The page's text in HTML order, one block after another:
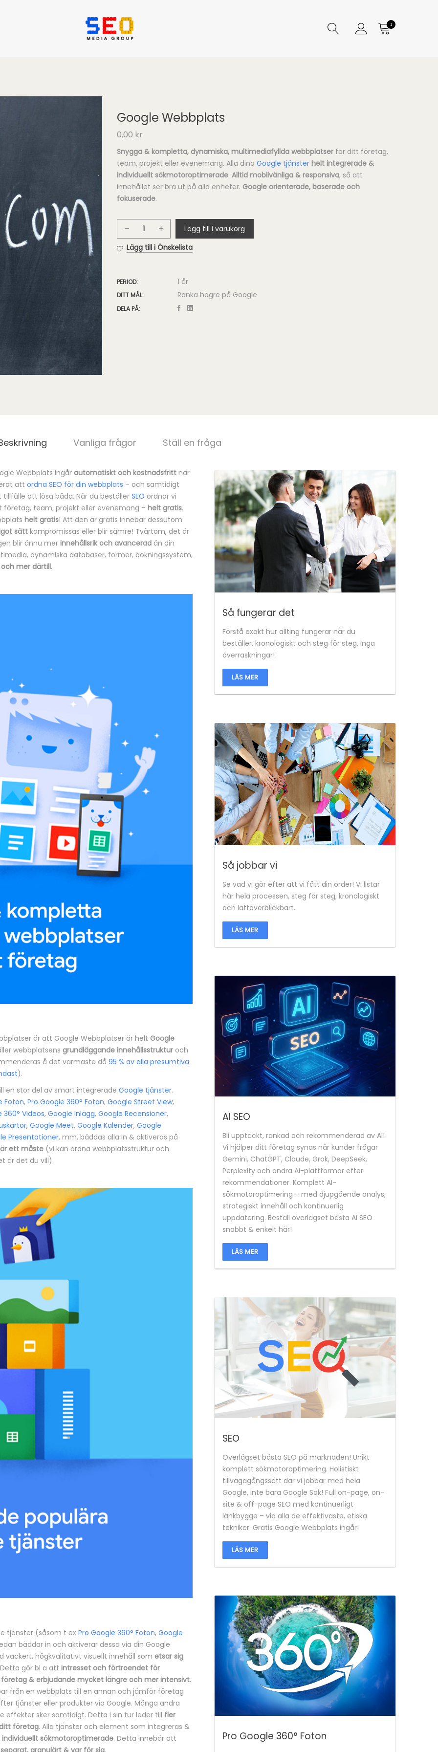
1
Google Webbplats
0,00 kr
Snygga & kompletta, dynamiska, multimediafyllda webbplatser för ditt företag,
team, projekt eller evenemang. Alla dina Google tjänster helt integrerade &
individuellt sökmotoroptimerade. Alltid mobilvänliga & responsiva, så att
innehållet ser bra ut på alla enheter. Google orienterade, baserade och
fokuserade.
Google
Webbplats
Lägg till i varukorg
Lägg till i Önskelista
PERIOD: 1 år
DITT MÅL: Ranka högre på Google
DELA PÅ:
Vanliga frågor Ställ en fråga
Webbplats ingår automatiskt och kostnadsfritt när
att ordna SEO för din webbplats – och samtidigt
att lösa båda. När du beställerSEO ordnar vi
team, projekt eller evenemang – helt gratis.
helt gratis! Att den är gratis innebär dessutom
sätt kompromissas eller blir sämre! Tvärtom, det är
blir ännu mer innehållsrik och avancerad än din
dynamiska databaser, former, bokningssystem,
och mer därtill.
är att Google Webbplatser är helt Google
webbplatsens grundläggande innehållsstruktur och
å det varmaste då 95 % av alla presumtiva
).
en stor del av smart integrerade Google tjänster.
Foton, Pro Google 360° Foton, Google Street View,
360° Videos, Google Inlägg, Google Recensioner,
, Google Meet, Google Kalender, Google
Presentationer, mm, bäddas alla in & aktiveras på
ett måste (vi kan ordna webbplatsstruktur och
är det du vill).
tjänster (såsom t ex Pro Google 360° Foton, Google
bäddar in och aktiverar dessa via din Google
vackert, högkvalitativt visuellt innehåll som etsar sig
gör bl a att intresset och förtroendet för
& erbjudande mycket längre och mer intensivt.
från en webbplats till en annan och jämför företag
tjänster eller produkter via Google. Många andra
effekter sker samtidigt. Detta i sin tur leder till fler
företag. Alla tjänster och element som integreras &
sökmotoroptimerade. Detta innebär att
granulärt & var för sig.
Så fungerar det
Förstå exakt hur allting fungerar när du
beställer, kronologiskt och steg för steg, inga
överraskningar!
LÄS MER
Så jobbar vi
Se vad vi gör efter att vi fått din order! Vi listar
här hela processen, steg för steg, kronologiskt
och lättöverblickbart.
LÄS MER
AI SEO
Bli upptäckt, rankad och rekommenderad av AI!
Vi hjälper ditt företag synas när kunder frågar
Gemini, ChatGPT, Claude, Grok, DeepSeek,
Perplexity och andra AI-plattformar efter
rekommendationer. Komplett AI-
sökmotoroptimering – med djupgående analys,
strategiskt innehåll och kontinuerlig
uppdatering. Beställ överlägset bästa AI SEO
snabbt & enkelt här!
LÄS MER
SEO
Överlägset bästa SEO på marknaden! Unikt
komplett sökmotoroptimering. Holistiskt
tillvägagångssätt där vi jobbar med hela
Google, inte bara Google Sök! Full on-page, on-
site & off-page SEO med kontinuerligt
länkbygge – via alla de effektivaste, etiska
tekniker. Gratis Google Webbplats ingår!
LÄS MER
Pro Google 360° Foton